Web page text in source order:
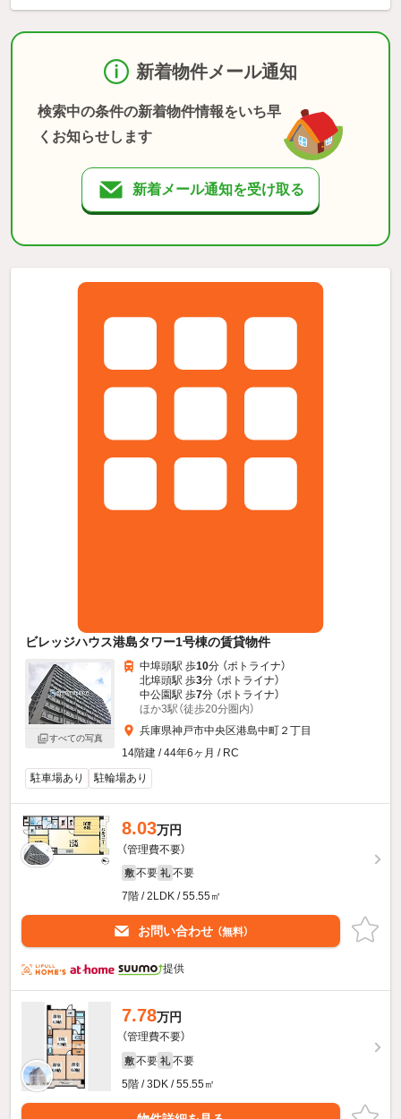
新着物件メール通知
検索中の条件の新着物件情報をいち早
くお知らせします
新着メール通知を受け取る
ビレッジハウス港島タワー1号棟の賃貸物件
すべての写真
中埠頭駅 歩10分 （ポトライナ）
北埠頭駅 歩3分 （ポトライナ）
中公園駅 歩7分 （ポトライナ）
ほか3駅（徒歩20分圏内）
兵庫県神戸市中央区港島中町２丁目
14階建 / 44年6ヶ月 / RC
駐車場あり
駐輪場あり
8.03万円
（管理費不要）
敷 不要 礼 不要
7階 / 2LDK / 55.55㎡
お問い合わせ （無料）
提供
7.78万円
（管理費不要）
敷 不要 礼 不要
5階 / 3DK / 55.55㎡